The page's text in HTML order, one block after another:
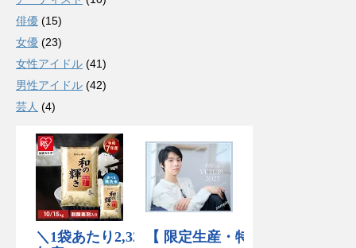
俳優 (15)
女優 (23)
女性アイドル (41)
男性アイドル (42)
芸人 (4)